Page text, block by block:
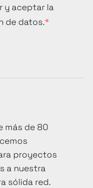
y aceptar la
de datos.
más de 80
proyectos
a nuestra
sólida red.